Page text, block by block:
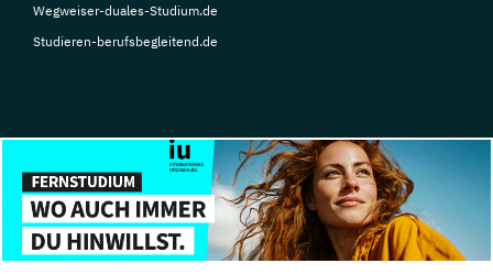
Wegweiser-duales-Studium.de
Studieren-berufsbegleitend.de
© Copyright 2026, TarGroup Media GmbH
Impressum
Über
uns
Datenschutzerklärung Nutzungsbedingungen